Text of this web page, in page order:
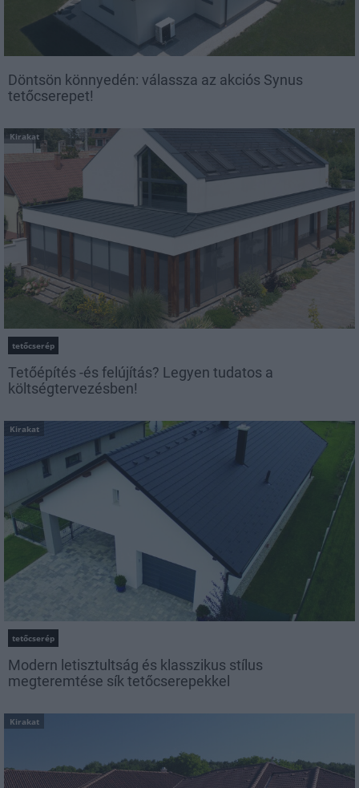
Döntsön könnyedén: válassza az akciós Synus
tetőcserepet!
Kirakat
tetőcserép
Tetőépítés -és felújítás? Legyen tudatos a
költségtervezésben!
Kirakat
tetőcserép
Modern letisztultság és klasszikus stílus
megteremtése sík tetőcserepekkel
Kirakat